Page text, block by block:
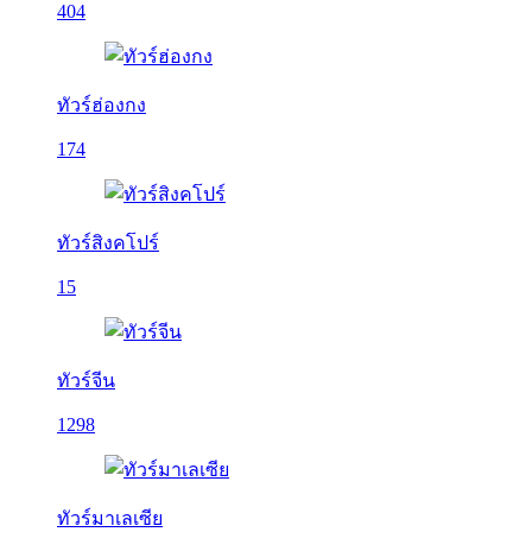
404
ทัวร์ฮ่องกง
174
ทัวร์สิงคโปร์
15
ทัวร์จีน
1298
ทัวร์มาเลเซีย